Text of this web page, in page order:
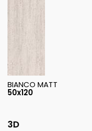
BIANCO MATT
50x120
3D